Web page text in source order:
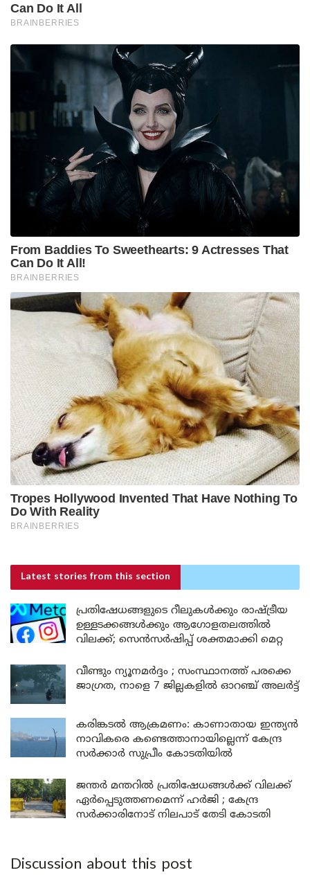
Latest stories from this section
പ്രതിഷേധങ്ങളുടെ റീലുകൾക്കും രാഷ്ട്രീയ
ഉള്ളടക്കങ്ങൾക്കും ആഗോളതലത്തിൽ
വിലക്ക്; സെൻസർഷിപ്പ് ശക്തമാക്കി മെറ്റ
വീണ്ടും ന്യൂനമർദ്ദം ; സംസ്ഥാനത്ത് പരക്കെ
ജാഗ്രത, നാളെ 7 ജില്ലകളിൽ ഓറഞ്ച് അലർട്ട്
കരിങ്കടൽ ആക്രമണം: കാണാതായ ഇന്ത്യൻ
നാവികരെ കണ്ടെത്താനായില്ലെന്ന് കേന്ദ്ര
സർക്കാർ സുപ്രീം കോടതിയിൽ
ജന്തർ മന്തറിൽ പ്രതിഷേധങ്ങൾക്ക് വിലക്ക്
ഏർപ്പെടുത്തണമെന്ന് ഹർജി ; കേന്ദ്ര
സർക്കാരിനോട് നിലപാട് തേടി കോടതി
Discussion about this post